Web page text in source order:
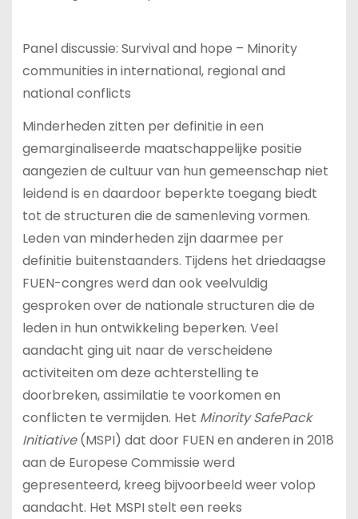
Panel discussie: Survival and hope – Minority
communities in international, regional and
national conflicts
Minderheden zitten per definitie in een
gemarginaliseerde maatschappelijke positie
aangezien de cultuur van hun gemeenschap niet
leidend is en daardoor beperkte toegang biedt
tot de structuren die de samenleving vormen.
Leden van minderheden zijn daarmee per
definitie buitenstaanders. Tijdens het driedaagse
FUEN-congres werd dan ook veelvuldig
gesproken over de nationale structuren die de
leden in hun ontwikkeling beperken. Veel
aandacht ging uit naar de verscheidene
activiteiten om deze achterstelling te
doorbreken, assimilatie te voorkomen en
conflicten te vermijden. Het Minority SafePack
Initiative(MSPI) dat door FUEN en anderen in 2018
aan de Europese Commissie werd
gepresenteerd, kreeg bijvoorbeeld weer volop
aandacht. Het MSPI stelt een reeks